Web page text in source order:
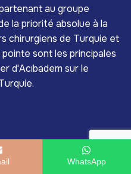
au groupe
la priorité absolue à la
chirurgiens de Turquie et
sont les principales
d'Acıbadem sur le
WhatsApp